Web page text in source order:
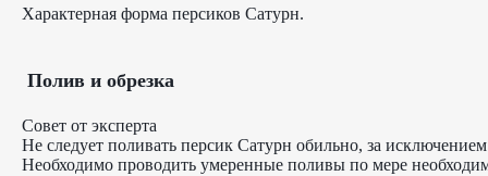
Характерная форма персиков Сатурн.
Полив и обрезка
Совет от эксперта
Не следует поливать персик Сатурн обильно, за
Необходимо проводить умеренные поливы по мере